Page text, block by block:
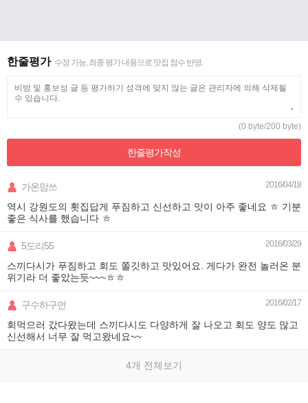
한줄평가 수정 가능, 최종 평가 내용으로 맛집 점수 반영.
(0 byte/200 byte)
한줄평가작성
가온맘쓰 2016/04/18
역시 강원도의 횟집답게 푸짐하고 신선하고 맛이 아주 좋네요 ㅎ 기분
좋은 식사를 했습니다 ㅎ
5도리55 2016/03/29
스끼다시가 푸짐하고 회도 쫄깃하고 맛있어요. 게다가 완전 놀러온 분
위기라 더 좋았는듯~~~ㅎㅎ
구수하구먼 2016/02/17
회먹으러 갔다왔는데 스끼다시도 다양하게 잘 나오고 회도 양도 많고
신선해서 너무 잘 먹고왔네요~~
4개 전체보기